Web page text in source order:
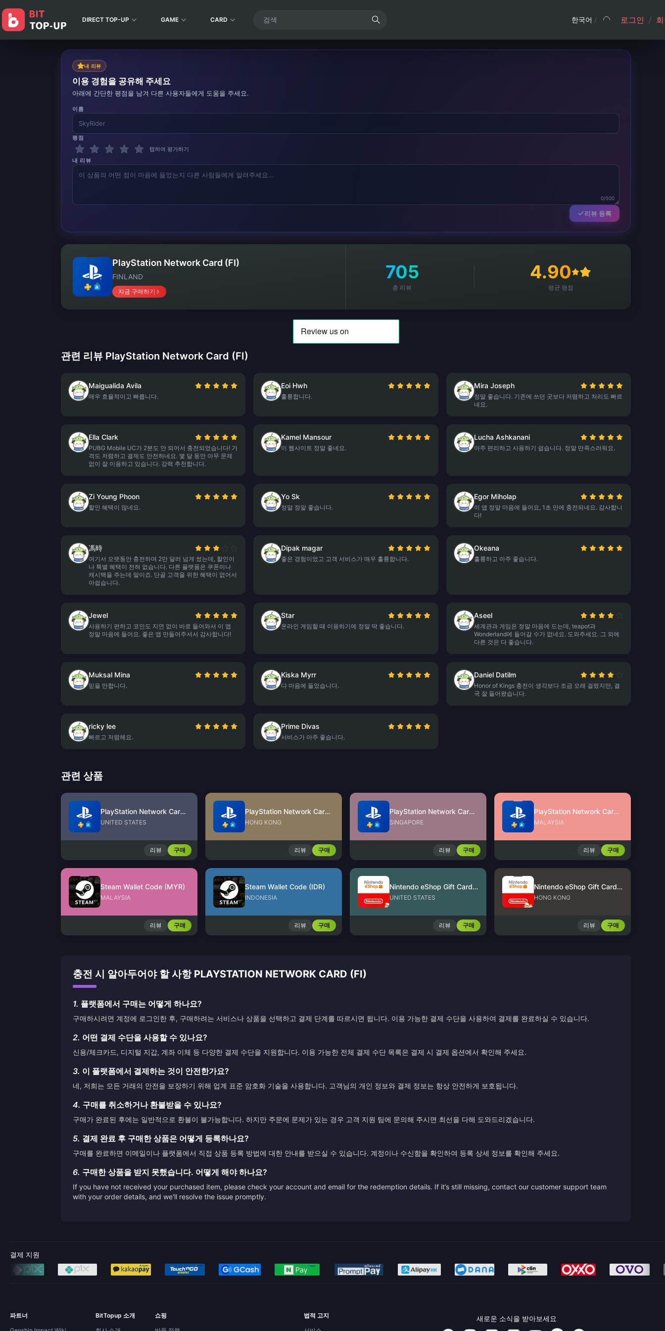
DIRECT TOP-UP GAME CARD 한국어 / 로그인 /
내 리뷰
이용 경험을 공유해 주세요
아래에 간단한 평점을 남겨 다른 사용자들에게 도움을 주세요.
이름
평점
탭하여 평가하기
내 리뷰
0/500
리뷰 등록
PlayStation Network Card (FI)
FINLAND
지금 구매하기
705
총 리뷰
4.90
평균 평점
관련 리뷰 PlayStation Network Card (FI)
Maigualida Avila
매우 효율적이고 빠릅니다.
Eoi Hwh
훌륭합니다.
Mira Joseph
정말 좋습니다. 기존에 쓰던 곳보다 저렴하고 처리도 빠르
네요.
Ella Clark
PUBG Mobile UC가 2분도 안 되어서 충전되었습니다! 가
격도 저렴하고 결제도 안전하네요. 몇 달 동안 아무 문제
없이 잘 이용하고 있습니다. 강력 추천합니다.
Kamel Mansour
이 웹사이트 정말 좋네요.
Lucha Ashkanani
아주 편리하고 사용하기 쉽습니다. 정말 만족스러워요.
Zi Young Phoon
할인 혜택이 많네요.
Yo Sk
정말 정말 좋습니다.
Egor Miholap
이 앱 정말 마음에 들어요, 1초 만에 충전되네요. 감사합니
다!
馮時
여기서 오랫동안 충전하며 2만 달러 넘게 썼는데, 할인이
나 특별 혜택이 전혀 없습니다. 다른 플랫폼은 쿠폰이나
캐시백을 주는데 말이죠. 단골 고객을 위한 혜택이 없어서
아쉽습니다.
Dipak magar
좋은 경험이었고 고객 서비스가 매우 훌륭합니다.
Okeana
훌륭하고 아주 좋습니다.
Jewel
사용하기 편하고 코인도 지연 없이 바로 들어와서 이 앱
정말 마음에 들어요. 좋은 앱 만들어주셔서 감사합니다!
Star
온라인 게임할 때 이용하기에 정말 딱 좋습니다.
Aseel
세계관과 게임은 정말 마음에 드는데, teapot과
Wonderland에 들어갈 수가 없네요. 도와주세요. 그 외에
다른 것은 다 좋습니다.
Muksal Mina
믿을 만합니다.
Kiska Myrr
다 마음에 들었습니다.
Daniel Datilm
Honor of Kings 충전이 생각보다 조금 오래 걸렸지만, 결
국 잘 들어왔습니다.
ricky lee
빠르고 저렴해요.
Prime Divas
서비스가 아주 좋습니다.
관련 상품
PlayStation Network Card (US)
UNITED STATES
리뷰 구매
PlayStation Network Card (HK)
HONG KONG
리뷰 구매
PlayStation Network Card (SG)
SINGAPORE
리뷰 구매
PlayStation Network Card (MY)
MALAYSIA
리뷰 구매
Steam Wallet Code (MYR)
MALAYSIA
리뷰 구매
Steam Wallet Code (IDR)
INDONESIA
리뷰 구매
Nintendo eShop Gift Card (US)
UNITED STATES
리뷰 구매
Nintendo eShop Gift Card (HK)
HONG KONG
리뷰 구매
충전 시 알아두어야 할 사항 PLAYSTATION NETWORK CARD (FI)
1. 플랫폼에서 구매는 어떻게 하나요?
구매하시려면 계정에 로그인한 후, 구매하려는 서비스나 상품을 선택하고 결제 단계를 따르시면 됩니다. 이용 가능한 결제 수단을 사용하여 결제를 완료하실 수 있습니다.
2. 어떤 결제 수단을 사용할 수 있나요?
신용/체크카드, 디지털 지갑, 계좌 이체 등 다양한 결제 수단을 지원합니다. 이용 가능한 전체 결제 수단 목록은 결제 시 결제 옵션에서 확인해 주세요.
3. 이 플랫폼에서 결제하는 것이 안전한가요?
네, 저희는 모든 거래의 안전을 보장하기 위해 업계 표준 암호화 기술을 사용합니다. 고객님의 개인 정보와 결제 정보는 항상 안전하게 보호됩니다.
4. 구매를 취소하거나 환불받을 수 있나요?
구매가 완료된 후에는 일반적으로 환불이 불가능합니다. 하지만 주문에 문제가 있는 경우 고객 지원 팀에 문의해 주시면 최선을 다해 도와드리겠습니다.
5. 결제 완료 후 구매한 상품은 어떻게 등록하나요?
구매를 완료하면 이메일이나 플랫폼에서 직접 상품 등록 방법에 대한 안내를 받으실 수 있습니다. 계정이나 수신함을 확인하여 등록 상세 정보를 확인해 주세요.
6. 구매한 상품을 받지 못했습니다. 어떻게 해야 하나요?
If you have not received your purchased item, please check your account and email for the redemption details. If it’s still missing, contact our customer support team
with your order details, and we'll resolve the issue promptly.
결제 지원
파트너
BitTopup 소개
쇼핑
법적 고지
새로운 소식을 받아보세요